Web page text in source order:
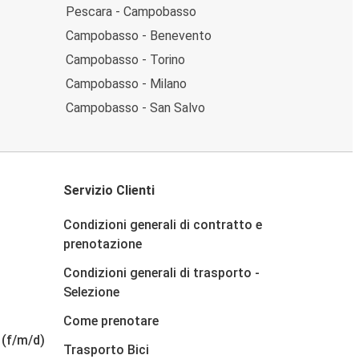
Pescara - Campobasso
Campobasso - Benevento
Campobasso - Torino
Campobasso - Milano
Campobasso - San Salvo
(f/m/d)
Servizio Clienti
Condizioni generali di contratto e
prenotazione
Condizioni generali di trasporto -
Selezione
Come prenotare
Trasporto Bici